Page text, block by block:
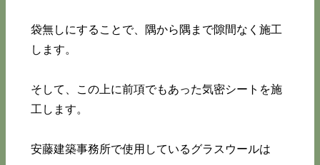
袋無しにすることで、隅から隅まで隙間なく施工
します。
そして、この上に前項でもあった気密シートを施
工します。
安藤建築事務所で使用しているグラスウールは